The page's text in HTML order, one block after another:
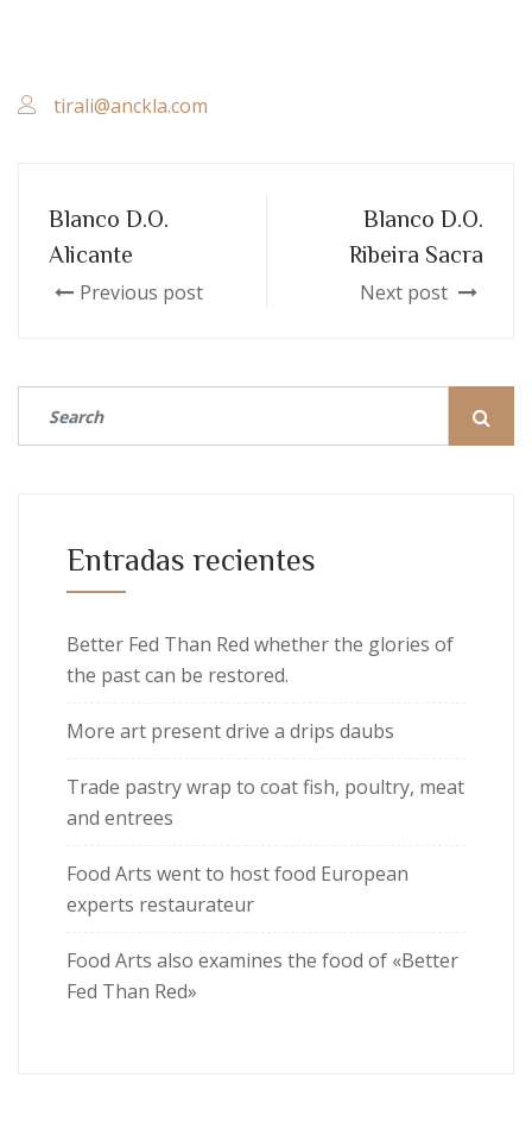
tirali@anckla.com
Blanco D.O.
Alicante
Previous post
Blanco D.O.
Ribeira Sacra
Next post
Entradas recientes
Better Fed Than Red whether the glories of
the past can be restored.
More art present drive a drips daubs
Trade pastry wrap to coat fish, poultry, meat
and entrees
Food Arts went to host food European
experts restaurateur
Food Arts also examines the food of «Better
Fed Than Red»